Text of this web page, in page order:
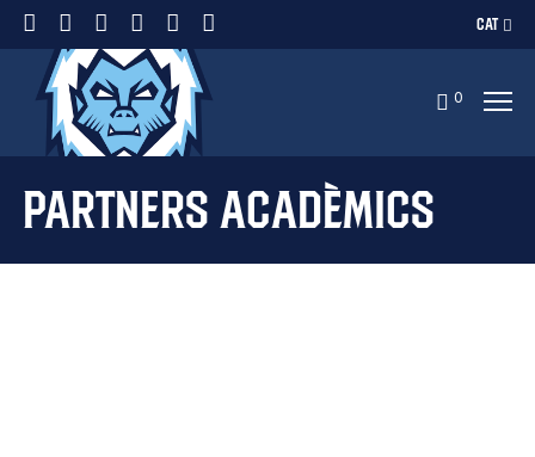
CAT
0
Partners acadèmics